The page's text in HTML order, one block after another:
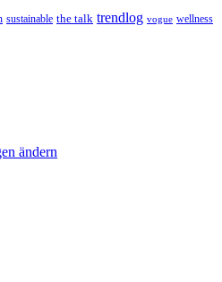
sustainable the talk trendlog vogue wellness
ändern